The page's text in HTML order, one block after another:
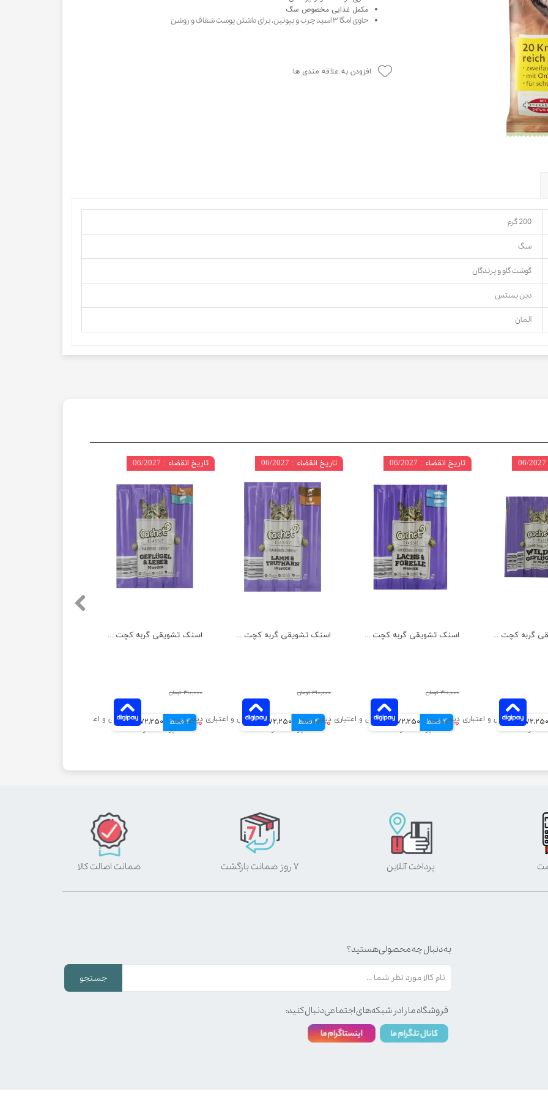
غذا گربه
بچه گربه
گربه
سگ
مکمل غذایی مخصوص سگ
حاوی امگا ۳ اسید چرب و بیوتین، برای داشتن پوست شفاف و روشن
افزودن به علاقه مندی ها
200 گرم
سگ
گوشت گاو و پرندگان
دین بستس
آلمان
اسنک تشویقی گربه کچت مدل مرغ و جگر بسته 5 عددی
۳۱۰,۰۰۰ تومان
۲۸۹,۰۰۰ تومان
4 قسط 72,250 تومانی
تاریخ انقضاء : 06/2027
اسنک تشویقی گربه کچت مدل بوقلمون و بره بسته 5 عددی
۳۱۰,۰۰۰ تومان
۲۸۹,۰۰۰ تومان
4 قسط 72,250 تومانی
تاریخ انقضاء : 06/2027
اسنک تشویقی گربه کچت مدل ماهی سالمون و قزل آلا بسته 5 عددی
۳۱۰,۰۰۰ تومان
۲۸۹,۰۰۰ تومان
4 قسط 72,250 تومانی
تاریخ انقضاء : 06/2027
اسنک تشویقی گربه کچت مدل گوشت شکار و مرغ بسته 5 عددی
72,250 تومانی
پرداخت آنلاین ۷ روز ضمانت بازگشت ضمانت اصالت کالا
به دنبال چه محصولی هستید؟
جستجو
فروشگاه ما را در شبکه‌های اجتماعی دنبال کنید: